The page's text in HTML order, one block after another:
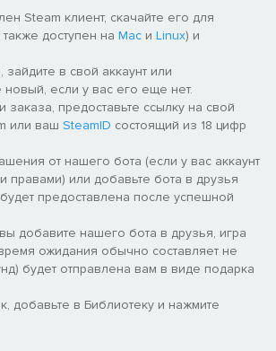
Steam клиент, скачайте его для
также доступен на Mac и Linux) и
зайдите в свой аккаунт или
новый, если у вас его еще нет.
предоставьте ссылку на свой
или ваш SteamID состоящий из 18 цифр
от нашего бота (если у вас аккаунт
правами) или добавьте бота в друзья
предоставлена после успешной
добавите нашего бота в друзья, игра
ожидания обычно составляет не
будет отправлена вам в виде подарка
добавьте в Библиотеку и нажмите